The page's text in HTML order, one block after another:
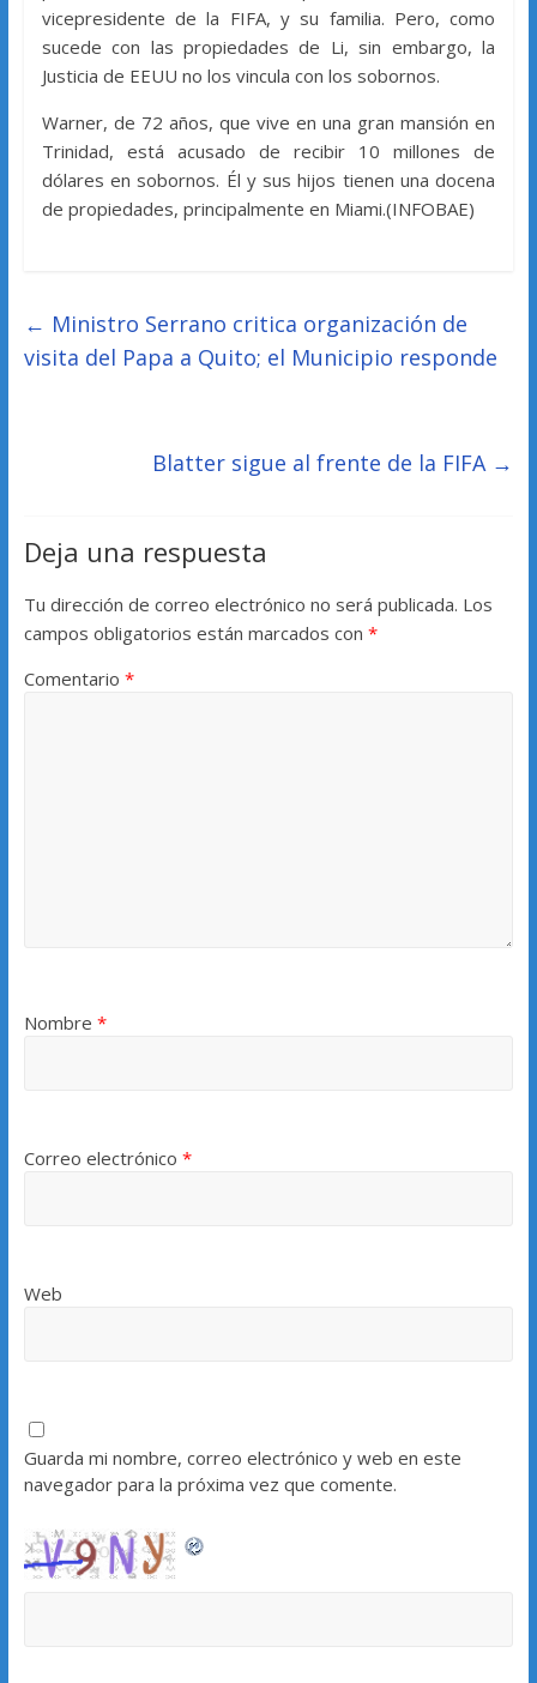
vicepresidente de la FIFA, y su familia. Pero, como
sucede con las propiedades de Li, sin embargo, la
Justicia de EEUU no los vincula con los sobornos.
Warner, de 72 años, que vive en una gran mansión en
Trinidad, está acusado de recibir 10 millones de
dólares en sobornos. Él y sus hijos tienen una docena
de propiedades, principalmente en Miami.(INFOBAE)
← Ministro Serrano critica organización de
visita del Papa a Quito; el Municipio responde
Blatter sigue al frente de la FIFA →
Deja una respuesta
Tu dirección de correo electrónico no será publicada. Los
campos obligatorios están marcados con *
Comentario *
Nombre *
Correo electrónico *
Web
Guarda mi nombre, correo electrónico y web en este
navegador para la próxima vez que comente.